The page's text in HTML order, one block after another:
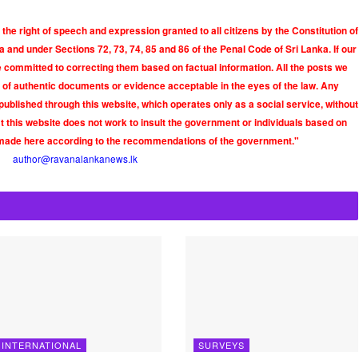
right of speech and expression granted to all citizens by the Constitution of
under Sections 72, 73, 74, 85 and 86 of the Penal Code of Sri Lanka. If our
to correcting them based on factual information. All the posts we
authentic documents or evidence acceptable in the eyes of the law. Any
through this website, which operates only as a social service, without
this website does not work to insult the government or individuals based on
here according to the recommendations of the government."
author@ravanalankanews.lk
INTERNATIONAL SURVEYS